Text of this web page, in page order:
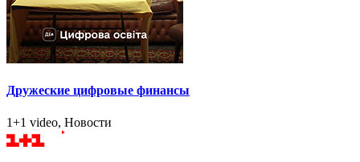
Дружеские цифровые финансы
1+1 video, Новости